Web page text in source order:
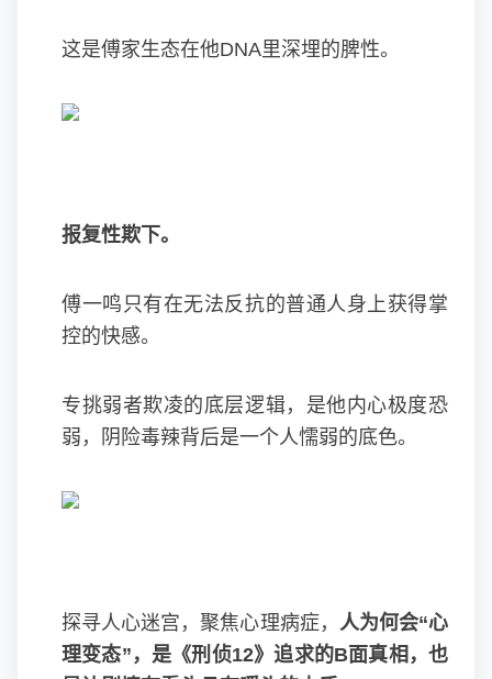
这是傅家生态在他DNA里深埋的脾性。
报复性欺下。
傅一鸣只有在无法反抗的普通人身上获得掌
控的快感。
专挑弱者欺凌的底层逻辑，是他内心极度恐
弱，阴险毒辣背后是一个人懦弱的底色。
探寻人心迷宫，聚焦心理病症， 人为何会“心
理变态”，是《刑侦12》追求的B面真相，也